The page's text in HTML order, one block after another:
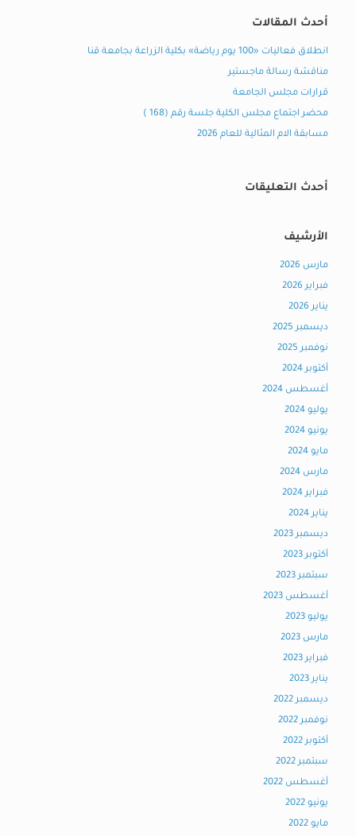
أحدث المقالات
انطلاق فعاليات «100 يوم رياضة» بكلية الزراعة بجامعة قنا
مناقشة رسالة ماجستير
قرارات مجلس الجامعة
محضر اجتماع مجلس الكلية جلسة رقم (168 )
مسابقة الام المثالية للعام 2026
أحدث التعليقات
الأرشيف
مارس 2026
فبراير 2026
يناير 2026
ديسمبر 2025
نوفمبر 2025
أكتوبر 2024
أغسطس 2024
يوليو 2024
يونيو 2024
مايو 2024
مارس 2024
فبراير 2024
يناير 2024
ديسمبر 2023
أكتوبر 2023
سبتمبر 2023
أغسطس 2023
يوليو 2023
مارس 2023
فبراير 2023
يناير 2023
ديسمبر 2022
نوفمبر 2022
أكتوبر 2022
سبتمبر 2022
أغسطس 2022
يونيو 2022
مايو 2022